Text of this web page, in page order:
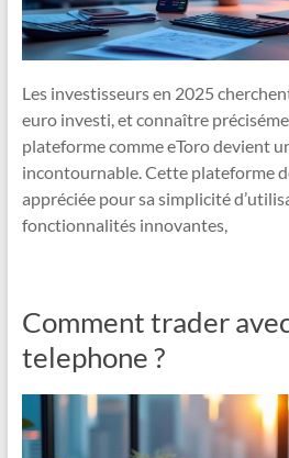
Les investisseurs en 2025
euro investi, et connaître
plateforme comme eToro devient
incontournable. Cette plateforme
appréciée pour sa simplicité
fonctionnalités innovantes,
Comment trader
telephone ?